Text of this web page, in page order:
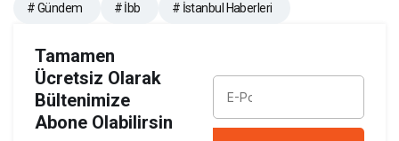
# Gündem # İbb # İstanbul Haberleri
Tamamen
Ücretsiz Olarak
Bültenimize
Abone Olabilirsin